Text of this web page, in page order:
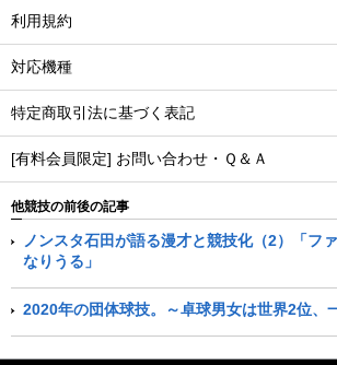
利用規約
対応機種
特定商取引法に基づく表記
[有料会員限定] お問い合わせ・Ｑ＆Ａ
他競技の前後の記事
ノンスタ石田が語る漫才と競技化（2）「フ
なりうる」
2020年の団体球技。～卓球男女は世界2位